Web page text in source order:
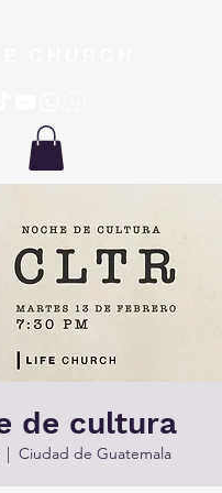
de cultura
|
Ciudad de Guatemala